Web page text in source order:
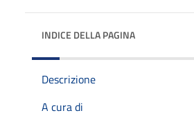
INDICE DELLA PAGINA
Descrizione
A cura di